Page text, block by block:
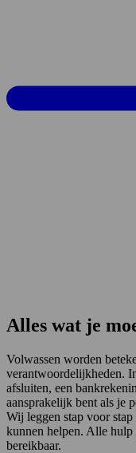
Alles wat je
Volwassen worden
verantwoordelijkheden.
afsluiten, een
aansprakelijk bent als je
Wij leggen stap voor
kunnen helpen. Alle hulp
bereikbaar.